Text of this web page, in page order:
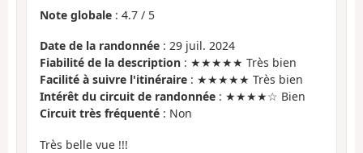
Note globale : 4.7 / 5
Date de la randonnée : 29 juil. 2024
Fiabilité de la description : ★★★★★ Très bien
Facilité à suivre l'itinéraire : ★★★★★ Très bien
Intérêt du circuit de randonnée : ★★★★☆ Bien
Circuit très fréquenté : Non
Très belle vue !!!